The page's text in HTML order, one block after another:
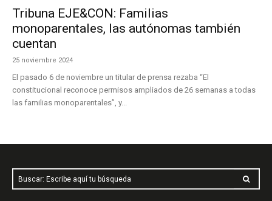
Tribuna EJE&CON: Familias
monoparentales, las autónomas también
cuentan
25 noviembre 2024
El pasado 6 de noviembre un titular de prensa rezaba “El
constitucional reconoce permisos ampliados de 26 semanas a todas
las familias monoparentales”, y...
Buscar: Escribe aquí tu búsqueda